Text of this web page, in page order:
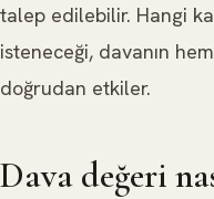
talep edilebilir. Hangi
isteneceği, davanın
doğrudan etkiler.
Dava değeri